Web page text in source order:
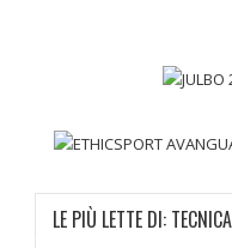
LE PIÙ LETTE DI: TECNICA